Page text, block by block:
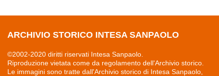
ARCHIVIO STORICO INTESA SANPAOLO
©2002-2020 diritti riservati Intesa Sanpaolo.
Riproduzione vietata come da regolamento dell'Archivio storico.
Le immagini sono tratte dall'Archivio storico di Intesa Sanpaolo,